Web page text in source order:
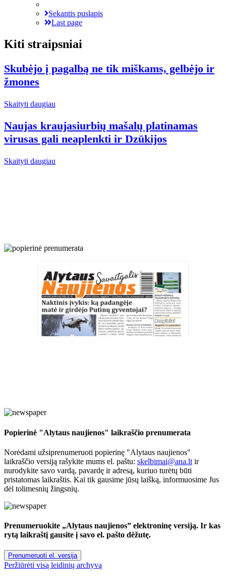
Sekantis puslapis
Last page
Kiti straipsniai
Skubėjo į pagalbą ne tik miškams, gelbėjo ir
žmones
Skaityti daugiau
Naujas kraujasiurbių mašalų platinamas
virusas gali neaplenkti ir Dzūkijos
Skaityti daugiau
Popierinė "Alytaus naujienos" laikraščio prenumerata
Norėdami užsiprenumeruoti popierinę "Alytaus naujienos"
laikraščio versiją rašykite mums el. paštu: skelbimai@ana.lt ir
nurodykite savo vardą, pavardę ir adresą, kuriuo turėtų būti
pristatomas laikraštis. Kai tik gausime jūsų laišką, informuosime Jus
dėl tolimesnių žingsnių.
Prenumeruokite „Alytaus naujienos” elektroninę versiją. Ir kas
rytą laikraštį gausite į savo el. pašto dėžutę.
Prenumeruoti el. versiją
Peržiūrėti visą leidinių archyvą